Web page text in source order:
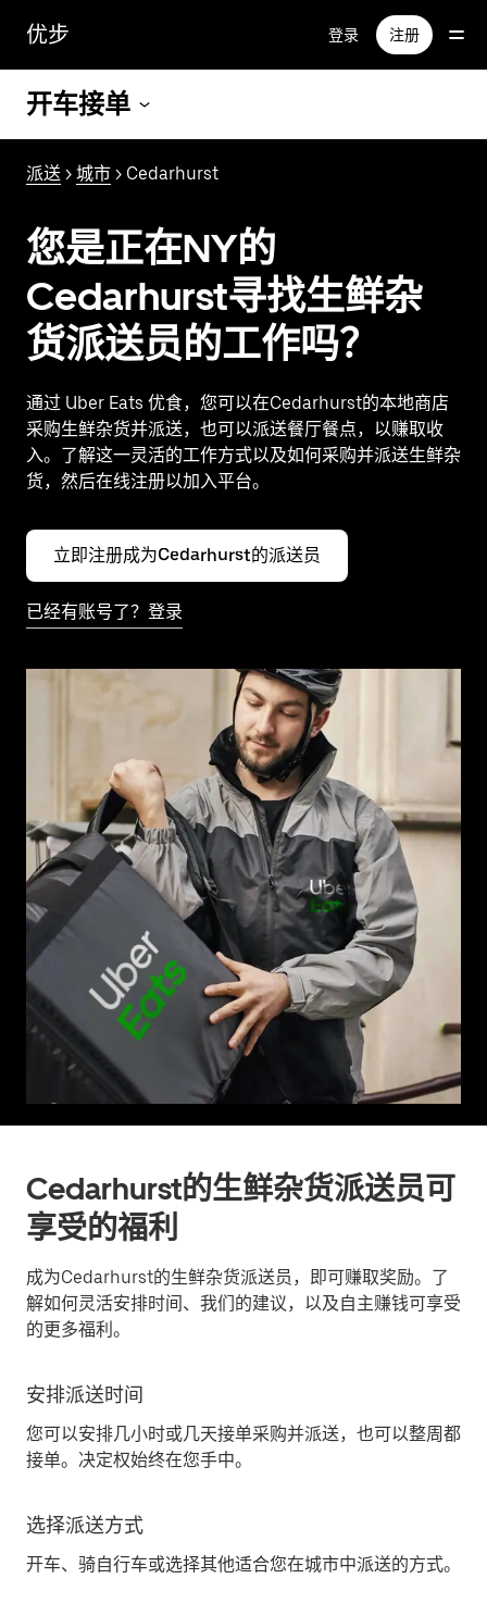
容
优步 登录 注册
开车接单
派送 > 城市 > Cedarhurst
您是正在NY的
Cedarhurst寻找生鲜杂
货派送员的工作吗？
通过 Uber Eats 优食，您可以在Cedarhurst的本地商店
采购生鲜杂货并派送，也可以派送餐厅餐点，以赚取收
入。了解这一灵活的工作方式以及如何采购并派送生鲜杂
货，然后在线注册以加入平台。
立即注册成为Cedarhurst的派送员
已经有账号了？登录
Cedarhurst的生鲜杂货派送员可
享受的福利
成为Cedarhurst的生鲜杂货派送员，即可赚取奖励。了
解如何灵活安排时间、我们的建议，以及自主赚钱可享受
的更多福利。
安排派送时间
您可以安排几小时或几天接单采购并派送，也可以整周都
接单。决定权始终在您手中。
选择派送方式
开车、骑自行车或选择其他适合您在城市中派送的方式。